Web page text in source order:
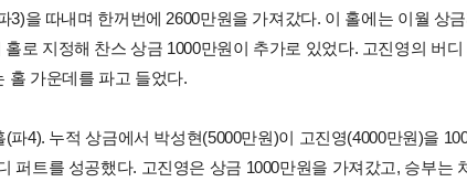
3)을 따내며 한꺼번에 2600만원을 가져갔다. 이 홀에는 이월 상
홀로 지정해 찬스 상금 1000만원이 추가로 있었다. 고진영의 버
홀 가운데를 파고 들었다.
(파4). 누적 상금에서 박성현(5000만원)이 고진영(4000만원)을
퍼트를 성공했다. 고진영은 상금 1000만원을 가져갔고, 승부는